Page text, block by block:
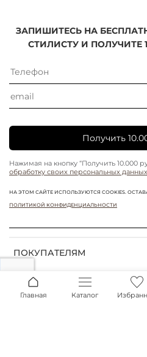
ПОКУПАТЕЛЯМ
ЗАПИШИТЕСЬ НА
СТИЛИСТУ И ПОЛУЧИТЕ
Получить
Нажимая на кнопку “Получить 10.000
обработку своих персональных данных
НА ЭТОМ САЙТЕ ИСПОЛЬЗУЮТСЯ COOKIES.
ПОЛИТИКОЙ КОНФИДЕНЦИАЛЬНОСТИ
Главная Каталог